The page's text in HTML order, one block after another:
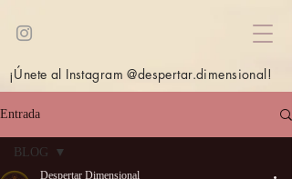
¡Únete al Instagram @despertar.dimensional!
Entrada
BLOG
Despertar Dimensional